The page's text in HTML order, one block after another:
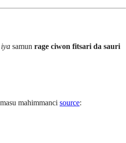
iya samun rage ciwon fitsari da sauri
mahimmanci source: